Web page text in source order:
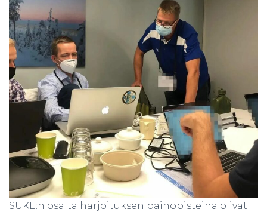
SUKE:n osalta harjoituksen painopisteinä olivat